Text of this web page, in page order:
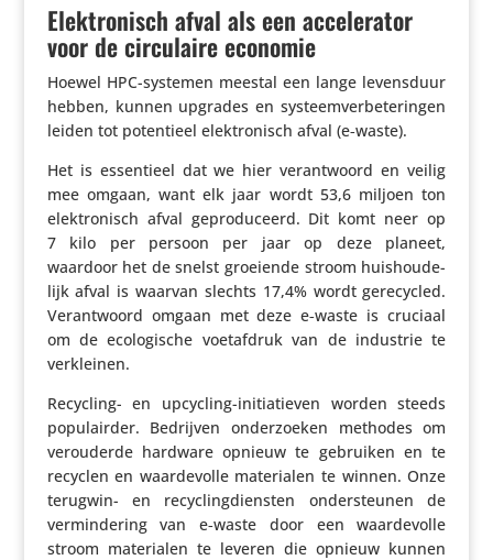
Elektronisch afval als een accelerator
voor de circulaire economie
Hoewel HPC-systemen meestal een lange levens­duur
hebben, kunnen upgrades en systeem­ver­be­te­ringen
leiden tot poten­tieel elek­tro­nisch afval (e‑waste).
Het is essen­tieel dat we hier verant­woord en veilig
mee omgaan, want elk jaar wordt 53,6 miljoen ton
elek­tro­nisch afval gepro­du­ceerd. Dit komt neer op
7 kilo per persoon per jaar op deze planeet,
waardoor het de snelst groeiende stroom huis­hou­de­
lijk afval is waarvan slechts 17,4% wordt gere­cy­cled.
Verant­woord omgaan met deze e‑waste is cruciaal
om de ecolo­gi­sche voet­af­druk van de industrie te
verkleinen.
Recycling- en upcycling-initi­a­tieven worden steeds
popu­lairder. Bedrijven onder­zoeken methodes om
verou­derde hardware opnieuw te gebruiken en te
recyclen en waar­de­volle mate­ri­alen te winnen. Onze
terugwin- en recy­cling­dien­sten onder­steunen de
vermin­de­ring van e‑waste door een waar­de­volle
stroom mate­ri­alen te leveren die opnieuw kunnen